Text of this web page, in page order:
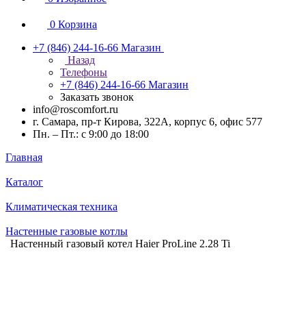
0 Корзина
+7 (846) 244-16-66 Магазин
Назад
Телефоны
+7 (846) 244-16-66 Магазин
Заказать звонок
info@roscomfort.ru
г. Самара, пр-т Кирова, 322А, корпус 6, офис 577
Пн. – Пт.: с 9:00 до 18:00
Главная
Каталог
Климатическая техника
Настенные газовые котлы
Настенный газовый котел Haier ProLine 2.28 Ti